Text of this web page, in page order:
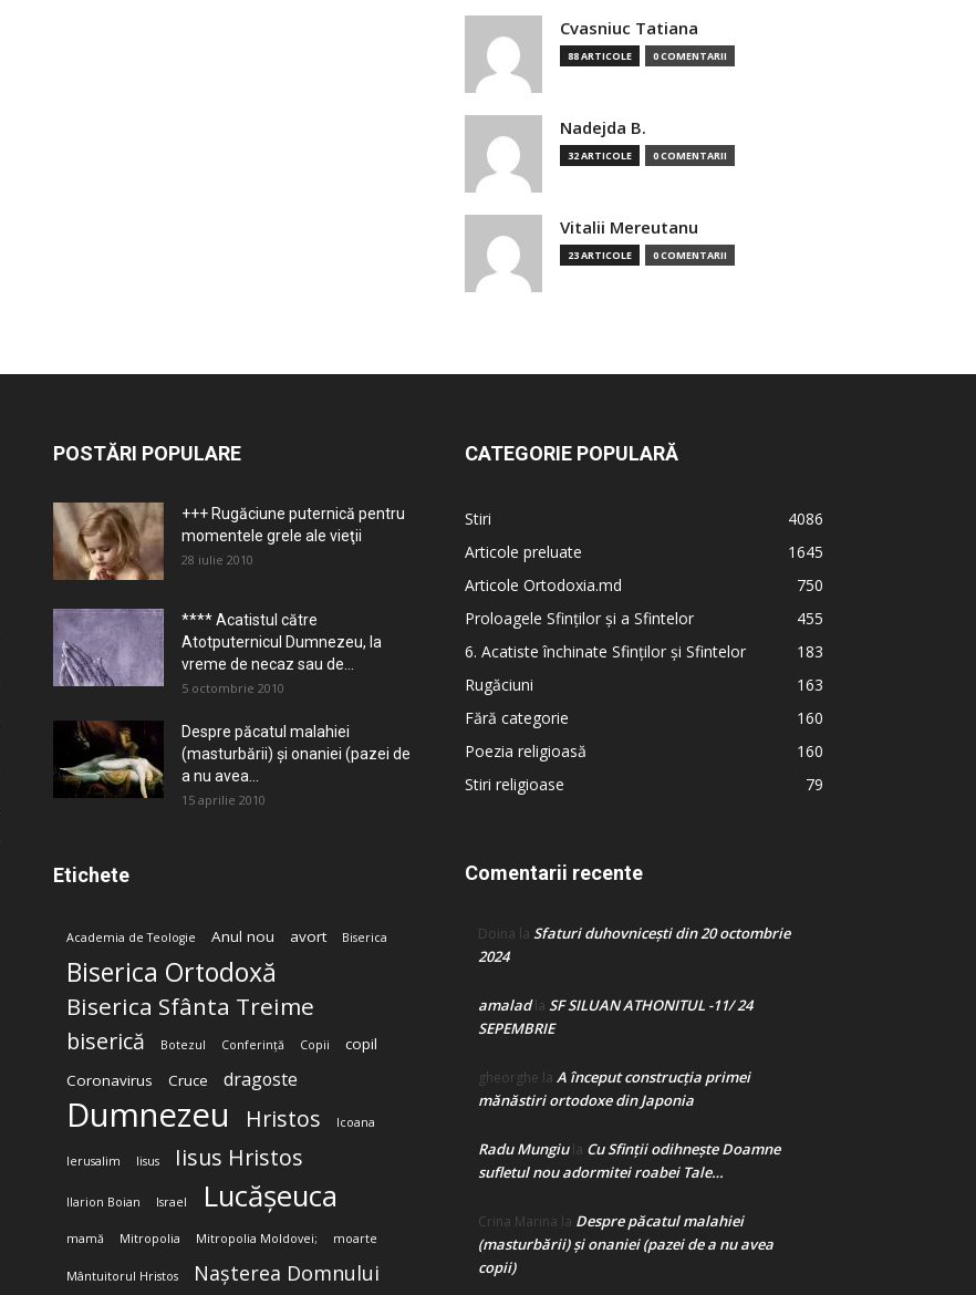
Cvasniuc Tatiana
88 ARTICOLE 0 COMENTARII
Nadejda B.
32 ARTICOLE 0 COMENTARII
Vitalii Mereutanu
23 ARTICOLE 0 COMENTARII
POSTĂRI POPULARE
+++ Rugăciune puternică pentru
momentele grele ale vieţii
28 iulie 2010
**** Acatistul către
Atotputernicul Dumnezeu, la
vreme de necaz sau de...
5 octombrie 2010
Despre păcatul malahiei
(masturbării) şi onaniei (pazei de
a nu avea...
15 aprilie 2010
Etichete
Academia de Teologie Anul nou avort Biserica
Biserica Ortodoxă
Biserica Sfânta Treime
biserică Botezul Conferință Copii
copil
Coronavirus
Cruce dragoste
Dumnezeu Hristos Icoana
Ierusalim Iisus Iisus Hristos
Ilarion Boian Israel Lucășeuca
mamă Mitropolia Mitropolia Moldovei; moarte
Mântuitorul Hristos Nașterea Domnului
CATEGORIE POPULARĂ
Stiri
4086
Articole preluate
1645
Articole Ortodoxia.md
750
Proloagele Sfinților și a Sfintelor
455
6. Acatiste închinate Sfinților și Sfintelor
183
Rugăciuni
163
Fără categorie
160
Poezia religioasă
160
Stiri religioase
79
Comentarii recente
Doina la Sfaturi duhovnicești din 20 octombrie
2024
amaladla SF SILUAN ATHONITUL -11/ 24
SEPEMBRIE
gheorghe la A început construcţia primei
mănăstiri ortodoxe din Japonia
Radu Mungiula Cu Sfinții odihnește Doamne
sufletul nou adormitei roabei Tale…
Crina Marina la Despre păcatul malahiei
(masturbării) şi onaniei (pazei de a nu avea
copii)